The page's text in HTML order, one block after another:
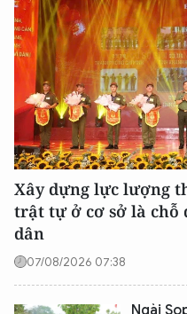
Xây dựng lực lượng
trật tự ở cơ sở là chỗ
dân
07/08/2026 07:38
Ngài
TÔI LÀ